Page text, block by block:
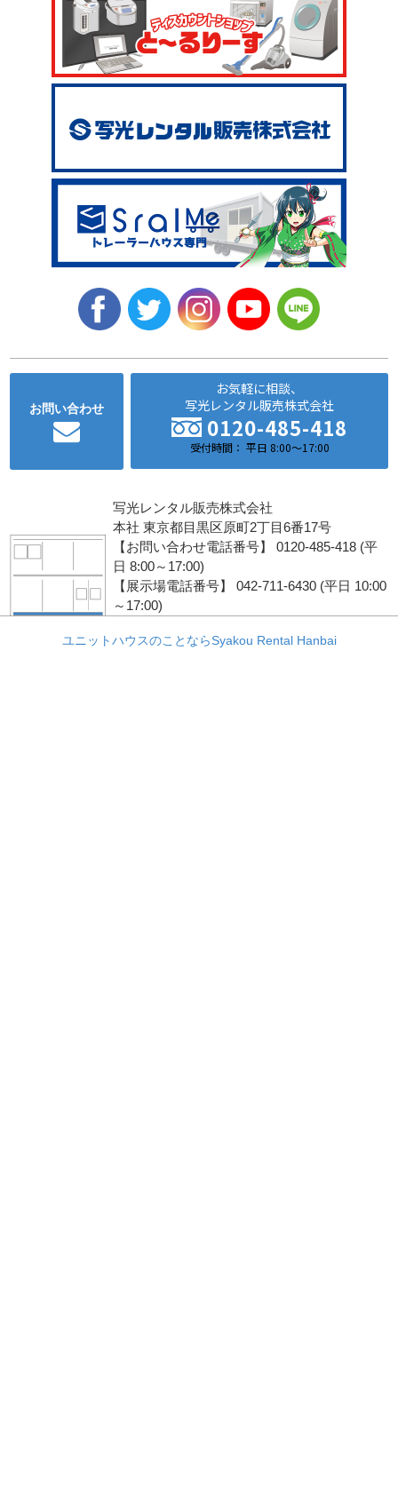
お問い合わせ
お気軽に相談、
写光レンタル販売株式会社
0120-485-418
受付時間： 平日 8:00～17:00
写光レンタル販売株式会社
本社 東京都目黒区原町2丁目6番17号
【お問い合わせ電話番号】 0120-485-418 (平
日 8:00～17:00)
【展示場電話番号】 042-711-6430 (平日 10:00
～17:00)
ユニットハウスのことならSyakou Rental Hanbai